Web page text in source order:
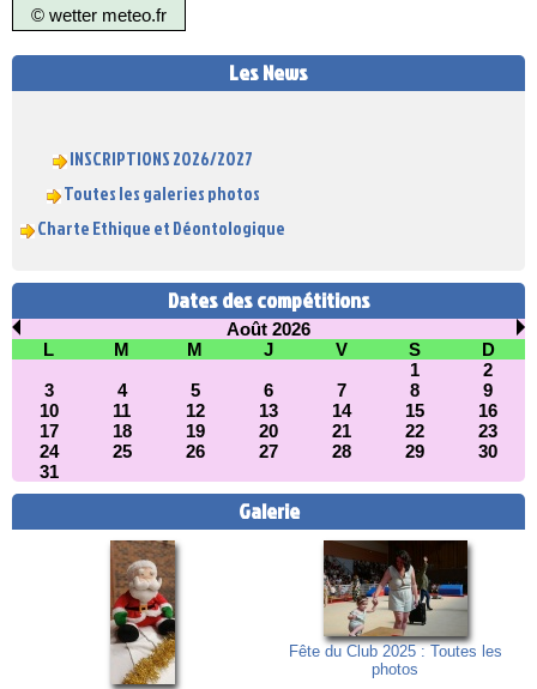
© wetter meteo.fr
Les News
INSCRIPTIONS 2026/2027
Toutes les galeries photos
Charte Ethique et Déontologique
Dates des compétitions
Août 2026
L
M M J V S
D
1
2
3
4 5 6 7 8
9
10
11 12 13 14 15
16
17
18 19 20 21 22
23
24
25 26 27 28 29
30
31
Galerie
Fête du Club 2025 : Toutes les
photos